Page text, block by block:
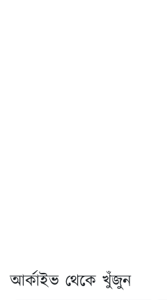
আর্কাইভ থেকে খুঁজুন